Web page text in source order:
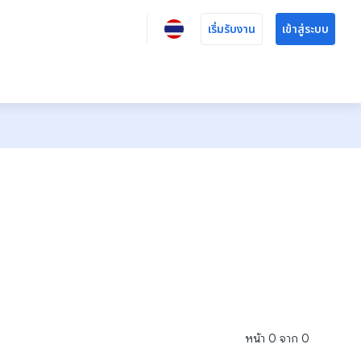
เริ่มรับงาน เข้าสู่ระบบ
หน้า 0 จาก 0